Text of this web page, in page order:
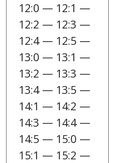
12:0 — 12:1 —
12:2 — 12:3 —
12:4 — 12:5 —
13:0 — 13:1 —
13:2 — 13:3 —
13:4 — 13:5 —
14:1 — 14:2 —
14:3 — 14:4 —
14:5 — 15:0 —
15:1 — 15:2 —